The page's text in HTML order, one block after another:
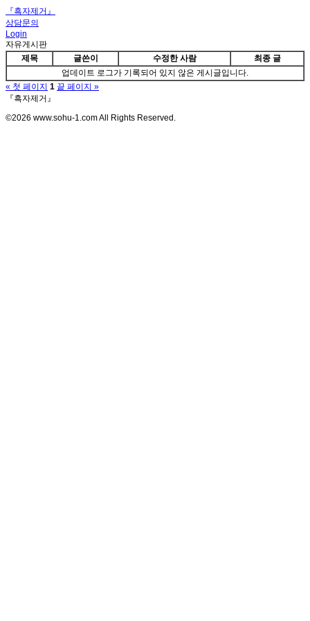
『흑자제거』
상담문의
Login
자유게시판
제목
글쓴이 수정한 사람
최종 글
업데이트 로그가 기록되어 있지 않은 게시글입니다.
« 첫 페이지 1 끝 페이지 »
『흑자제거』
©2026 www.sohu-1.com All Rights Reserved.